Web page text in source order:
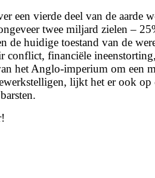
een vierde deel van de aarde
twee miljard zielen –
de huidige toestand van de
conflict, financiële
het Anglo-imperium om een
lijkt het er ook op